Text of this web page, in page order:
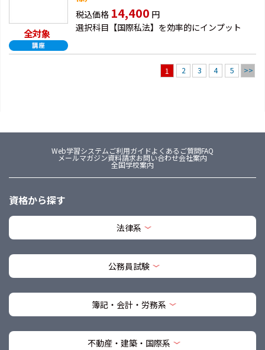
全対象
税込価格 14,400 円
選択科目【国際私法】を効率的にインプット
1 2 3 4 5 >>
Web学習システムご利用ガイドよくあるご質問FAQ
メールマガジン資料請求お問い合わせ会社案内
全国学校案内
資格から探す
法律系
公務員試験
簿記・会計・労務系
不動産・建築・国際系